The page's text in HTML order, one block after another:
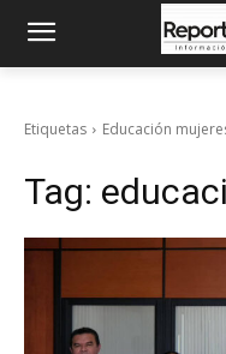
Etiquetas Educación
Tag: